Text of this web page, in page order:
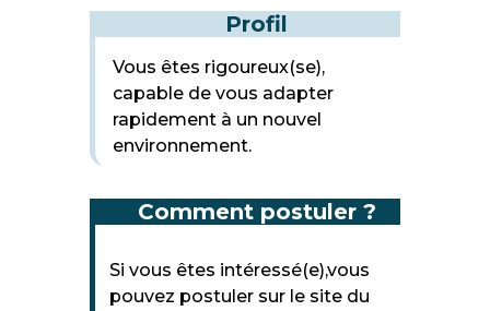
Profil
Vous êtes rigoureux(se),
capable de vous adapter
rapidement à un nouvel
environnement.
Comment postuler ?
Si vous êtes intéressé(e),vous
pouvez postuler sur le site du